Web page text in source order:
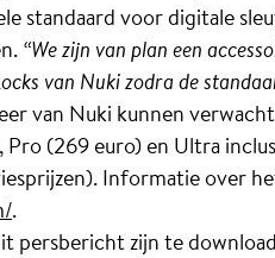
standaard voor digitale
“We zijn van plan een
van Nuki zodra de
van Nuki kunnen
Pro (269 euro) en Ultra
Informatie over
.
persbericht zijn te